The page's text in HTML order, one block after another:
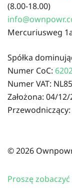
(8.00-18.00)
Mercuriusweg
Spółka
Numer CoC:
Numer VAT:
Założona: 04/
© 2026
Proszę